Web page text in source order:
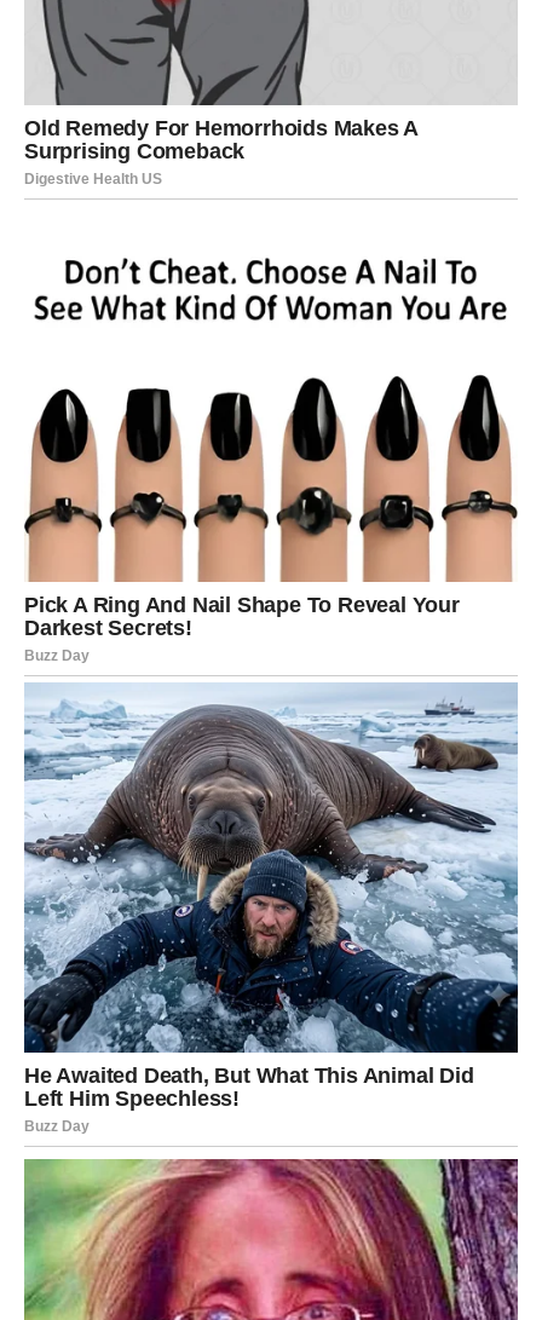
Vagama naredni dani donose susrete koji neće biti
slučajni. Karta Susreta najavljuje poznanstvo sa osobom
koja može imati veliki uticaj na vaš život. To može biti
novi prijatelj, poslovni saradnik ili neko ko će probuditi
posebne emocije.
Ako ste u vezi, zajednički planovi sa partnerom donose
saradnju koja može biti veoma korisna u budućnosti.
Škorpije bi narednih deset dana trebalo da budu
opreznije u odnosima sa ljudima kojima ne vjeruju u
potpunosti. Karta Neprijatelja ne znači da će se dogoditi
nešto loše, već upozorava da nisu svi iskreni kako se
predstavljaju.
U ljubavi budite otvoreni, ali ne dozvolite da tuđa
mišljenja utiču na vaš odnos. Poslovno, izbjegavajte
sukobe i pažljivo birajte kome povjeravate svoje planove.
Strpljenje će vam donijeti najbolji rezultat.
Strijelac – Karta: Novac
Pred Strijelcima je veoma zanimljiv period kada su
finansije u pitanju. Karta Novca ukazuje na mogućnost
dodatne zarade, uspješne poslovne saradnje ili
rješavanja pitanja koje se tiče dugovanja i ulaganja.
Ljubavni život donosi više stabilnosti. Slobodni Strijelčevi
mogli bi upoznati osobu koja ih osvaja vedrinom i
optimizmom. Sve što budete započinjali tokom ovog
perioda ima dobre izglede za uspjeh.
Jarac – Karta: Vjernost
Jarčevima narednih deset dana donose potvrdu da se
iskren odnos uvijek prepoznaje. Karta Vjernosti govori o
ljudima koji vas cijene i ostaju uz vas čak i kada okolnosti
nisu jednostavne.